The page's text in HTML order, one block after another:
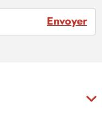
Envoyer